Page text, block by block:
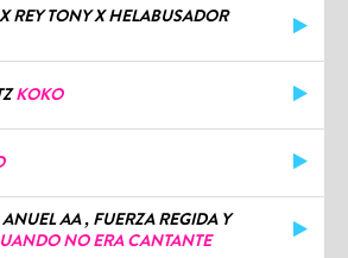
REY TONY X HELABUSADOR
KOKO
AA , FUERZA REGIDA Y
NO ERA CANTANTE